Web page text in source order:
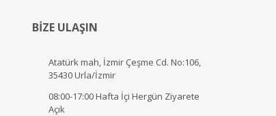
BİZE ULAŞIN
Atatürk mah, İzmir Çeşme Cd. No:106,
35430 Urla/İzmir
08:00-17:00 Hafta İçi Hergün Ziyarete
Açık